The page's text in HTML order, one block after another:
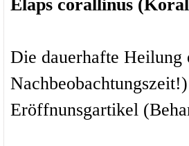
Elaps corallinus
Die dauerhafte
Eröffnunsgartikel